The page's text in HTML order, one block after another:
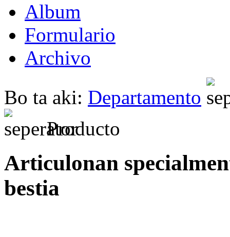
Album
Formulario
Archivo
Bo ta aki: Departamento
Producto
Articulonan
bestia